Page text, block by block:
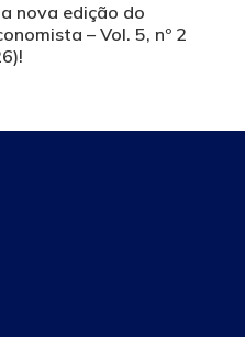
nova edição do
– Vol. 5, nº 2